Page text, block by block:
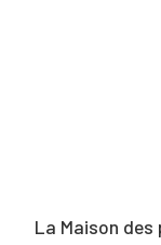
La Maison des